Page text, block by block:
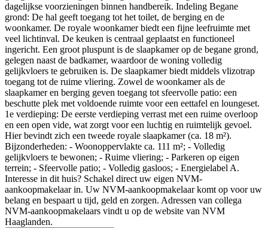
dagelijkse voorzieningen binnen handbereik. Indeling Begane
grond: De hal geeft toegang tot het toilet, de berging en de
woonkamer. De royale woonkamer biedt een fijne leefruimte met
veel lichtinval. De keuken is centraal geplaatst en functioneel
ingericht. Een groot pluspunt is de slaapkamer op de begane grond,
gelegen naast de badkamer, waardoor de woning volledig
gelijkvloers te gebruiken is. De slaapkamer biedt middels vlizotrap
toegang tot de ruime vliering. Zowel de woonkamer als de
slaapkamer en berging geven toegang tot sfeervolle patio: een
beschutte plek met voldoende ruimte voor een eettafel en loungeset.
1e verdieping: De eerste verdieping verrast met een ruime overloop
en een open vide, wat zorgt voor een luchtig en ruimtelijk gevoel.
Hier bevindt zich een tweede royale slaapkamer (ca. 18 m²).
Bijzonderheden: - Woonoppervlakte ca. 111 m²; - Volledig
gelijkvloers te bewonen; - Ruime vliering; - Parkeren op eigen
terrein; - Sfeervolle patio; - Volledig gasloos; - Energielabel A.
Interesse in dit huis? Schakel direct uw eigen NVM-
aankoopmakelaar in. Uw NVM-aankoopmakelaar komt op voor uw
belang en bespaart u tijd, geld en zorgen. Adressen van collega
NVM-aankoopmakelaars vindt u op de website van NVM
Haaglanden.